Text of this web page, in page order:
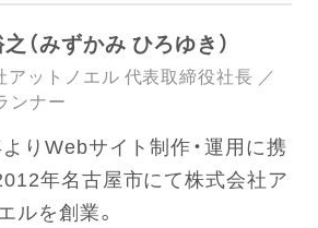
（みずかみ ひろゆき）
アットノエル 代表取締役社長 ／
ンナー
りWebサイト制作・運用に携
年名古屋市にて株式会社ア
ルを創業。